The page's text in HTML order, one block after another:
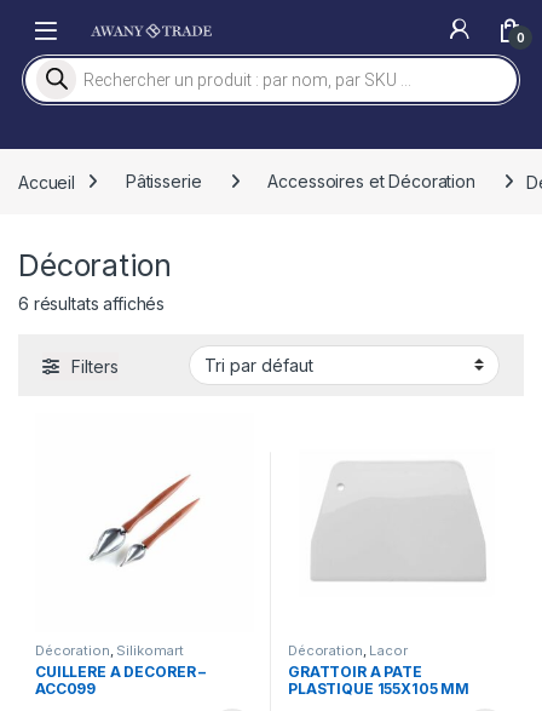
0
Recherche de produits
Accueil Pâtisserie Accessoires et Décoration
Décoration
6 résultats affichés
Filters
Décoration Silikomart
CUILLERE A DECORER –
ACC099
Décoration Lacor
GRATTOIR A PATE
PLASTIQUE 155X105 MM